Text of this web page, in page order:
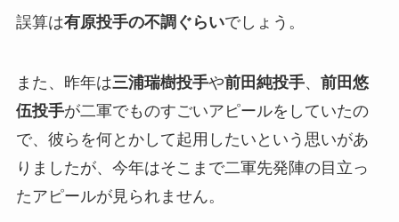
誤算は有原投手の不調ぐらいでしょう。
また、昨年は三浦瑞樹投手や前田純投手、 前田悠
伍投手が二軍でものすごいアピールをしていたの
で、彼らを何とかして起用したいという思いがあ
りましたが、今年はそこまで二軍先発陣の目立っ
たアピールが見られません。